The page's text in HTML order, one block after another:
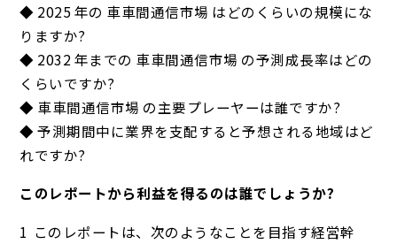
◆ 2025 年の 車車間通信市場 はどのくらいの規模にな
りますか?
◆ 2032 年までの 車車間通信市場 の予測成長率はどの
くらいですか?
◆ 車車間通信市場 の主要プレーヤーは誰ですか?
◆ 予測期間中に業界を支配すると予想される地域はど
れですか?
このレポートから利益を得るのは誰でしょうか?
このレポートは、次のようなことを目指す経営幹